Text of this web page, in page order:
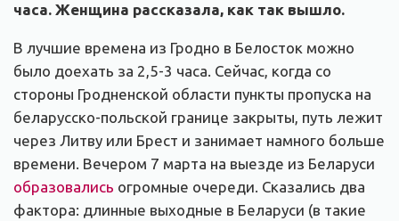
часа. Женщина рассказала, как так вышло.
В лучшие времена из Гродно в Белосток можно
было доехать за 2,5-3 часа. Сейчас, когда со
стороны Гродненской области пункты пропуска на
беларусско-польской границе закрыты, путь лежит
через Литву или Брест и занимает намного больше
времени. Вечером 7 марта на выезде из Беларуси
образовались огромные очереди. Сказались два
фактора: длинные выходные в Беларуси (в такие